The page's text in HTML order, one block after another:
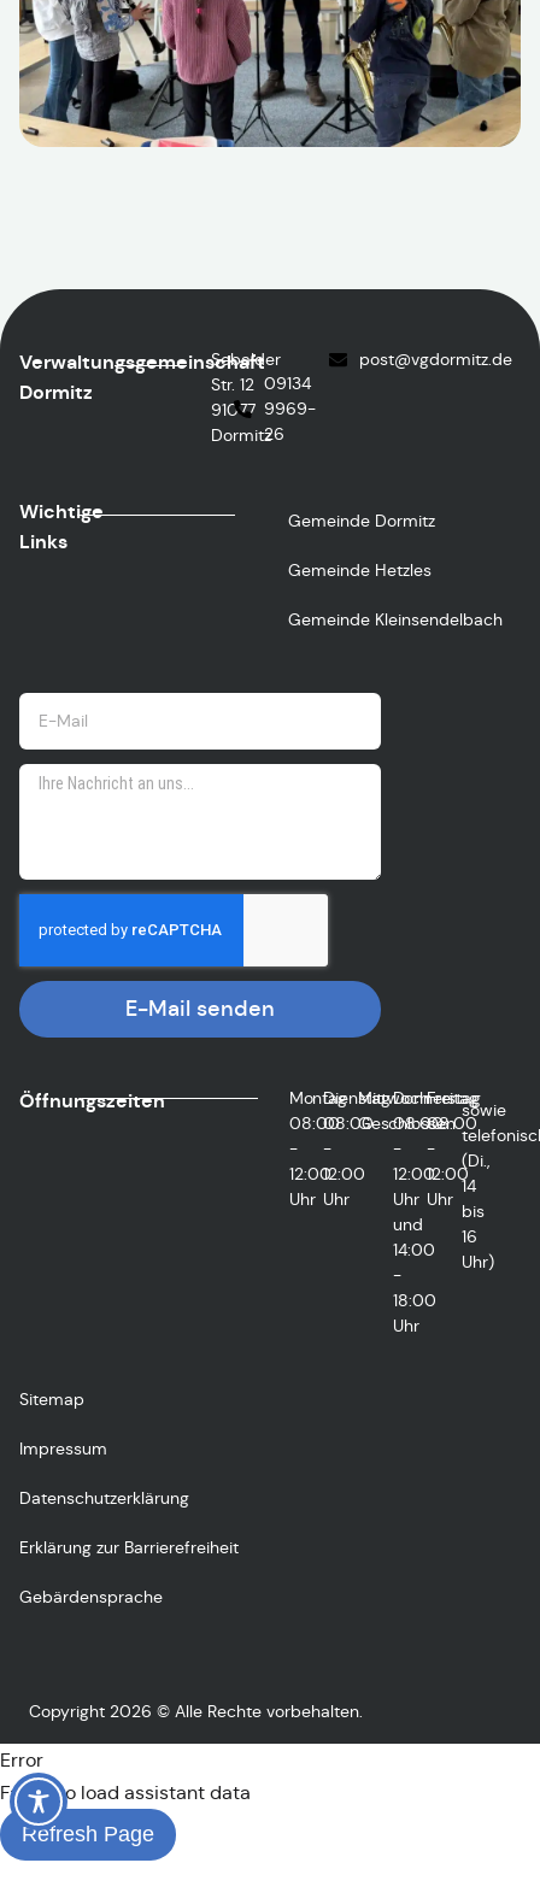
Verwaltungsgemeinschaft
Dormitz
Sebalder
Str. 12
91077
Dormitz
09134
9969-
26
post@vgdormitz.de
Wichtige
Links
Gemeinde Dormitz
Gemeinde Hetzles
Gemeinde Kleinsendelbach
E-Mail senden
Öffnungszeiten
Montag
08:00
-
12:00
Uhr
Dienstag
08:00
-
12:00
Uhr
Mittwoch
Geschlossen
Donnerstag
08:00
-
12:00
Uhr
und
14:00
-
18:00
Uhr
Freitag
08:00
-
12:00
Uhr
sowie
(Di.,
14
bis
16
Uhr)
Sitemap
Impressum
Datenschutzerklärung
Erklärung zur Barrierefreiheit
Gebärdensprache
Copyright 2026 © Alle Rechte vorbehalten.
Error
Failed to load assistant data
Refresh Page